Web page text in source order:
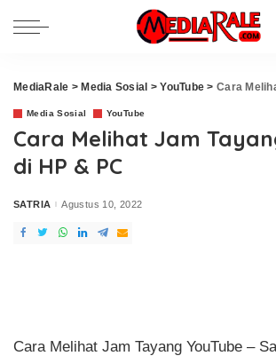
MediaRale > Media Sosial >YouTube >Cara Melihat
Media Sosial YouTube
Cara Melihat Jam
di HP & PC
Posted
SATRIA Agustus 10, 2022
Cara Melihat Jam Tayang YouTube –